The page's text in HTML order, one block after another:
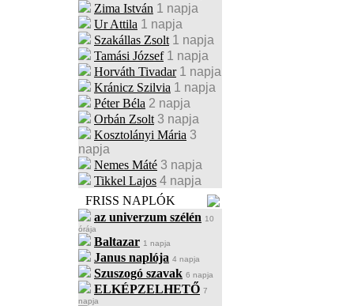
Zima István 1 napja
Ur Attila 1 napja
Szakállas Zsolt 1 napja
Tamási József 1 napja
Horváth Tivadar 1 napja
Kránicz Szilvia 1 napja
Péter Béla 2 napja
Orbán Zsolt 3 napja
Kosztolányi Mária 3
napja
Nemes Máté 3 napja
Tikkel Lajos 4 napja
FRISS NAPLÓK
az univerzum szélén 10
órája
Baltazar 1 napja
Janus naplója 4 napja
Szuszogó szavak 6 napja
ELKÉPZELHETŐ 7
napja